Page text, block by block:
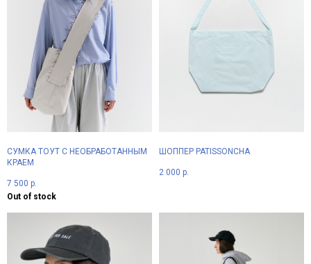
СУМКА ТОУТ С НЕОБРАБОТАННЫМ
КРАЕМ
7 500 р.
Out of stock
ШОППЕР PATISSONCHA
2 000 р.